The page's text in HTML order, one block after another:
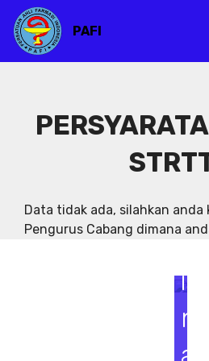
PAFI
Data tidak ada, silahkan
Pengurus Cabang dimana
S
e
m
i
n
a